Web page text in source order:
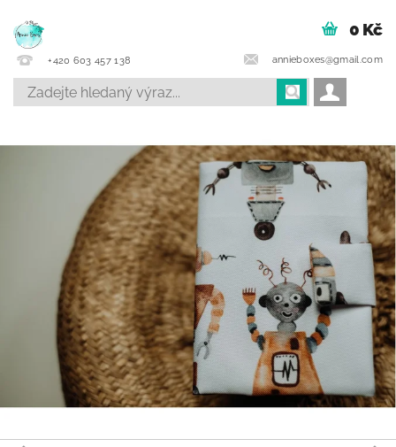
+420 603 457 138 annieboxes@gmail.com
0 Kč